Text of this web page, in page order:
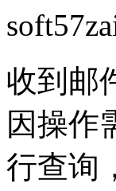
收到邮
因操作
行查询